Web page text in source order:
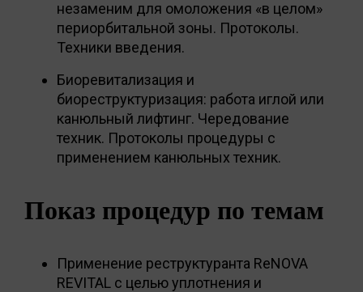
незаменим для омоложения «в целом»
периорбитальной зоны. Протоколы.
Техники введения.
Биоревитализация и
биореструктуризация: работа иглой или
канюльный лифтинг. Чередование
техник. Протоколы процедуры с
применением канюльных техник.
Показ процедур по темам
Применение реструктуранта ReNOVA
REVITAL с целью уплотнения и